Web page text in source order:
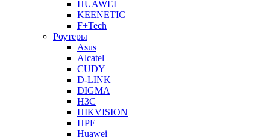
HUAWEI
KEENETIC
F+Tech
Роутеры
Asus
Alcatel
CUDY
D-LINK
DIGMA
H3C
HIKVISION
HPE
Huawei